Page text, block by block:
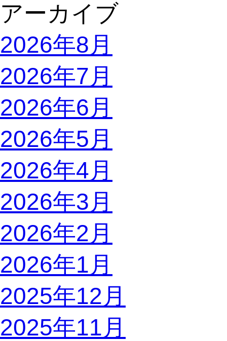
アーカイブ
2026年8月
2026年7月
2026年6月
2026年5月
2026年4月
2026年3月
2026年2月
2026年1月
2025年12月
2025年11月